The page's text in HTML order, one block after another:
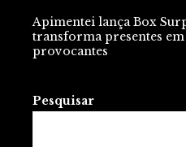
Apimentei lança Box
transforma presentes
provocantes
Pesquisar